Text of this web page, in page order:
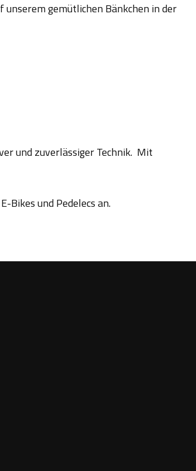
gemütlichen Bänkchen in der
und zuverlässiger Technik. Mit
Bikes und Pedelecs an.